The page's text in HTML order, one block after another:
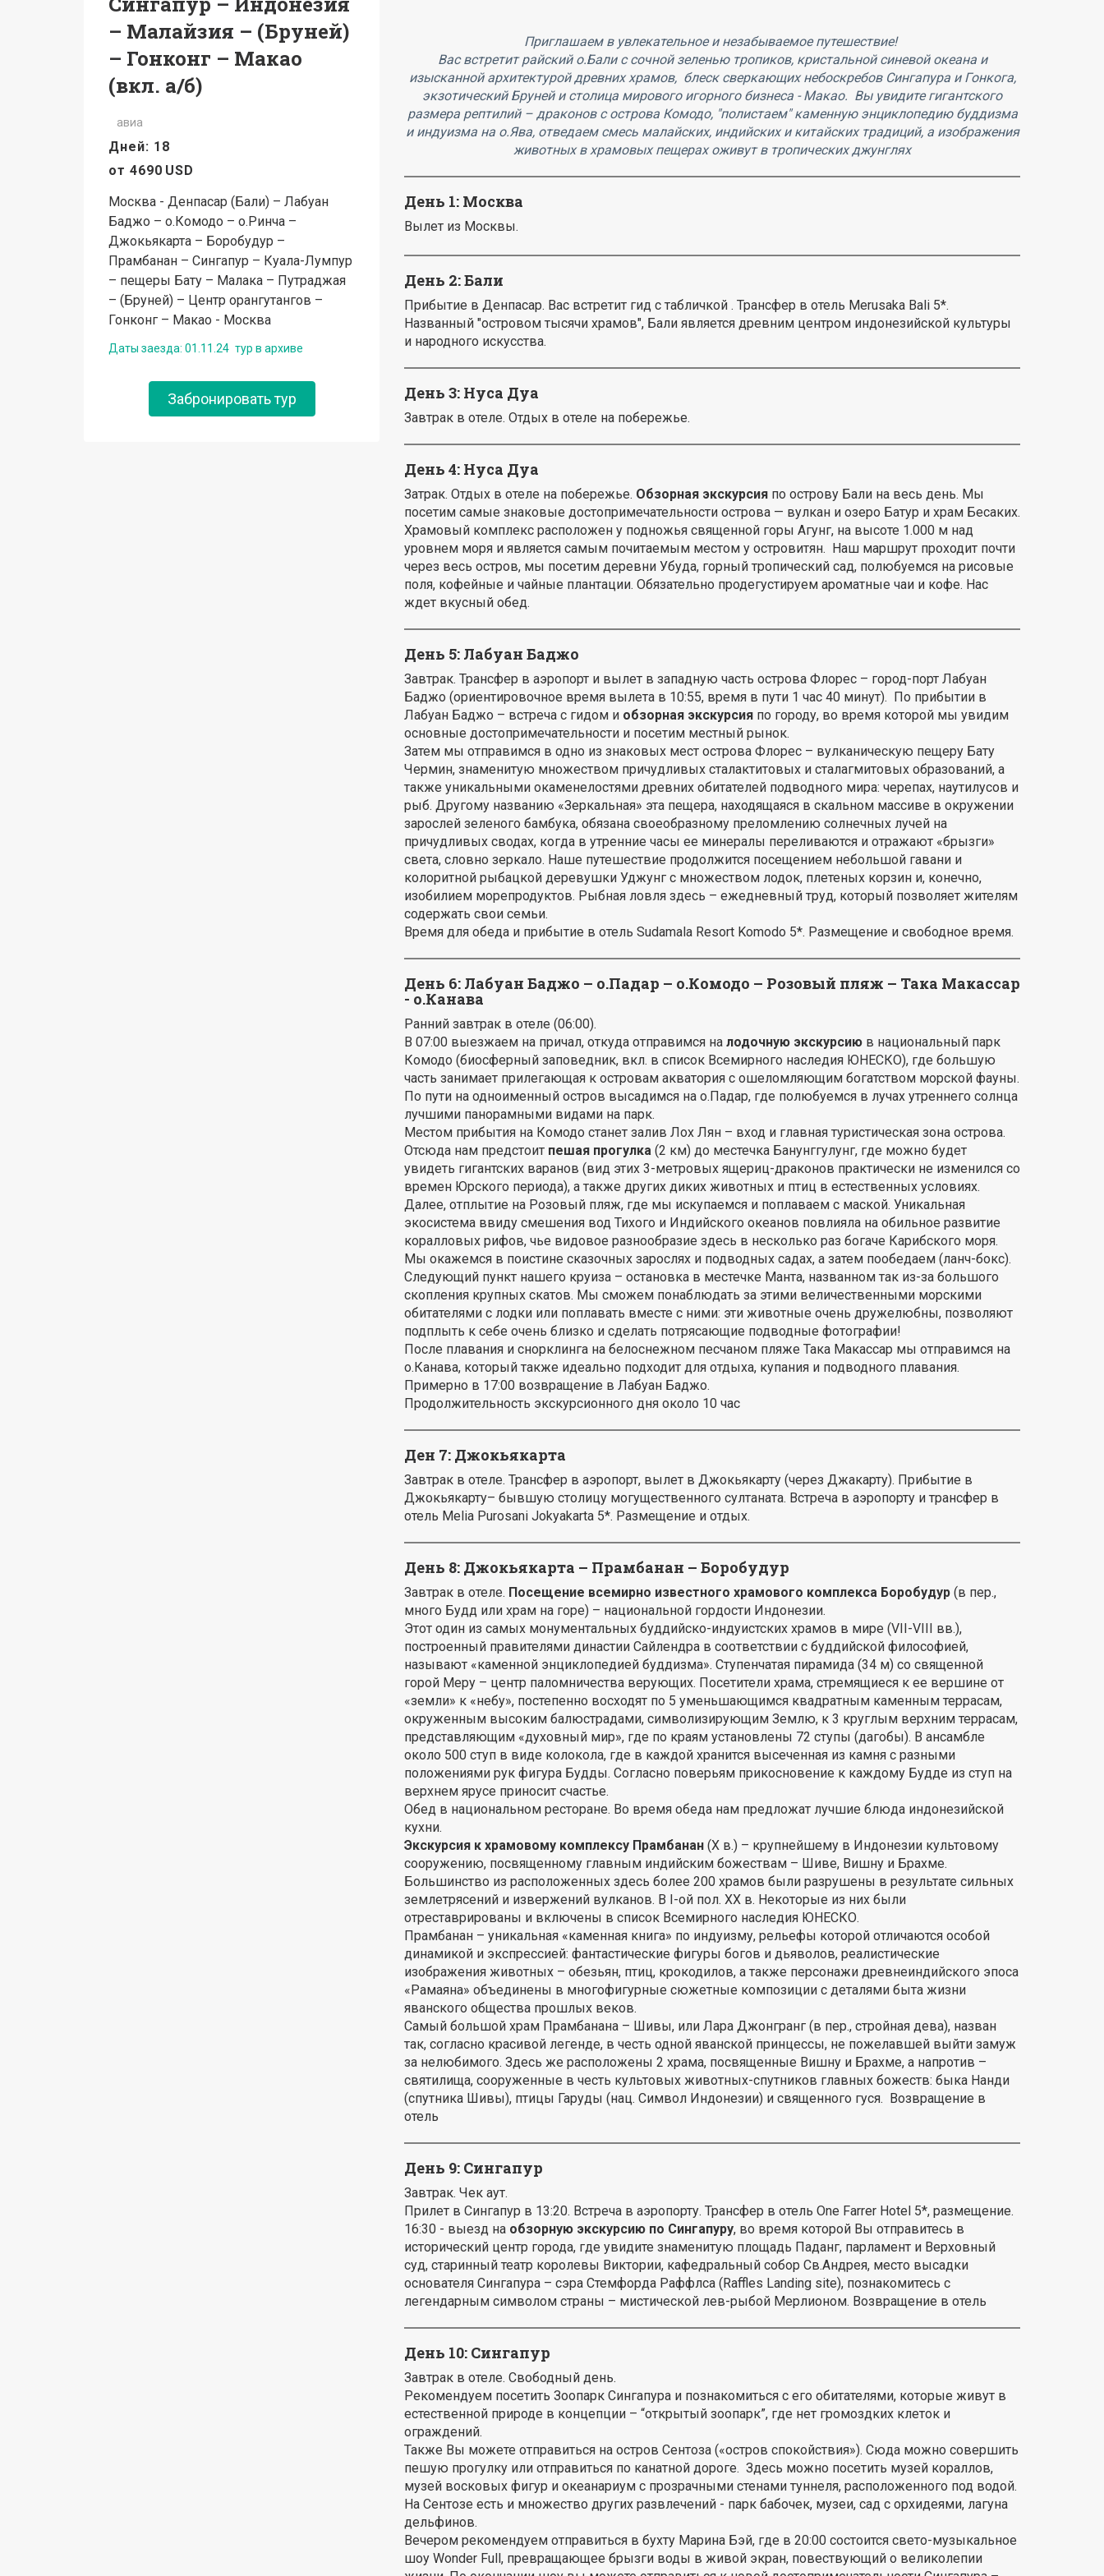
– Малайзия – (Бруней)
– Гонконг – Макао
(вкл. а/б)
авиа
Дней: 18
от 4690 USD
Москва - Денпасар (Бали) – Лабуан
Баджо – о.Комодо – о.Ринча –
Джокьякарта – Боробудур –
Прамбанан – Сингапур – Куала-Лумпур
– пещеры Бату – Малака – Путраджая
– (Бруней) – Центр орангутангов –
Гонконг – Макао - Москва
Даты заезда: 01.11.24 тур в архиве
Забронировать тур
Приглашаем в увлекательное и незабываемое путешествие!
Вас встретит райский о.Бали с сочной зеленью тропиков, кристальной синевой океана и
изысканной архитектурой древних храмов, блеск сверкающих небоскребов Сингапура и Гонкога,
экзотический Бруней и столица мирового игорного бизнеса - Макао. Вы увидите гигантского
размера рептилий – драконов с острова Комодо, "полистаем" каменную энциклопедию буддизма
и индуизма на о.Ява, отведаем смесь малайских, индийских и китайских традиций, а изображения
животных в храмовых пещерах оживут в тропических джунглях
День 1: Москва
Вылет из Москвы.
День 2: Бали
Прибытие в Денпасар. Вас встретит гид с табличкой . Трансфер в отель Merusaka Bali 5*.
Названный "островом тысячи храмов", Бали является древним центром индонезийской культуры
и народного искусства.
День 3: Нуса Дуа
Завтрак в отеле. Отдых в отеле на побережье.
День 4: Нуса Дуа
Затрак. Отдых в отеле на побережье. Обзорная экскурсия по острову Бали на весь день. Мы
посетим самые знаковые достопримечательности острова — вулкан и озеро Батур и храм Бесаких.
Храмовый комплекс расположен у подножья священной горы Агунг, на высоте 1.000 м над
уровнем моря и является самым почитаемым местом у островитян. Наш маршрут проходит почти
через весь остров, мы посетим деревни Убуда, горный тропический сад, полюбуемся на рисовые
поля, кофейные и чайные плантации. Обязательно продегустируем ароматные чаи и кофе. Нас
ждет вкусный обед.
День 5: Лабуан Баджо
Завтрак. Трансфер в аэропорт и вылет в западную часть острова Флорес – город-порт Лабуан
Баджо (ориентировочное время вылета в 10:55, время в пути 1 час 40 минут). По прибытии в
Лабуан Баджо – встреча с гидом и обзорная экскурсия по городу, во время которой мы увидим
основные достопримечательности и посетим местный рынок.
Затем мы отправимся в одно из знаковых мест острова Флорес – вулканическую пещеру Бату
Чермин, знаменитую множеством причудливых сталактитовых и сталагмитовых образований, а
также уникальными окаменелостями древних обитателей подводного мира: черепах, наутилусов и
рыб. Другому названию «Зеркальная» эта пещера, находящаяся в скальном массиве в окружении
зарослей зеленого бамбука, обязана своеобразному преломлению солнечных лучей на
причудливых сводах, когда в утренние часы ее минералы переливаются и отражают «брызги»
света, словно зеркало. Наше путешествие продолжится посещением небольшой гавани и
колоритной рыбацкой деревушки Уджунг с множеством лодок, плетеных корзин и, конечно,
изобилием морепродуктов. Рыбная ловля здесь – ежедневный труд, который позволяет жителям
содержать свои семьи.
Время для обеда и прибытие в отель Sudamala Resort Komodo 5*. Размещение и свободное время.
День 6: Лабуан Баджо – о.Падар – о.Комодо – Розовый пляж – Така Макассар
- о.Канава
Ранний завтрак в отеле (06:00).
В 07:00 выезжаем на причал, откуда отправимся на лодочную экскурсию в национальный парк
Комодо (биосферный заповедник, вкл. в список Всемирного наследия ЮНЕСКО), где большую
часть занимает прилегающая к островам акватория с ошеломляющим богатством морской фауны.
По пути на одноименный остров высадимся на о.Падар, где полюбуемся в лучах утреннего солнца
лучшими панорамными видами на парк.
Местом прибытия на Комодо станет залив Лох Лян – вход и главная туристическая зона острова.
Отсюда нам предстоит пешая прогулка (2 км) до местечка Банунггулунг, где можно будет
увидеть гигантских варанов (вид этих 3-метровых ящериц-драконов практически не изменился со
времен Юрского периода), а также других диких животных и птиц в естественных условиях.
Далее, отплытие на Розовый пляж, где мы искупаемся и поплаваем с маской. Уникальная
экосистема ввиду смешения вод Тихого и Индийского океанов повлияла на обильное развитие
коралловых рифов, чье видовое разнообразие здесь в несколько раз богаче Карибского моря.
Мы окажемся в поистине сказочных зарослях и подводных садах, а затем пообедаем (ланч-бокс).
Следующий пункт нашего круиза – остановка в местечке Манта, названном так из-за большого
скопления крупных скатов. Мы сможем понаблюдать за этими величественными морскими
обитателями с лодки или поплавать вместе с ними: эти животные очень дружелюбны, позволяют
подплыть к себе очень близко и сделать потрясающие подводные фотографии!
После плавания и снорклинга на белоснежном песчаном пляже Така Макассар мы отправимся на
о.Канава, который также идеально подходит для отдыха, купания и подводного плавания.
Примерно в 17:00 возвращение в Лабуан Баджо.
Продолжительность экскурсионного дня около 10 час
Ден 7: Джокьякарта
Завтрак в отеле. Трансфер в аэропорт, вылет в Джокьякарту (через Джакарту). Прибытие в
Джокьякарту– бывшую столицу могущественного султаната. Встреча в аэропорту и трансфер в
отель Melia Purosani Jokyakarta 5*. Размещение и отдых.
День 8: Джокьякарта – Прамбанан – Боробудур
Завтрак в отеле. Посещение всемирно известного храмового комплекса Боробудур (в пер.,
много Будд или храм на горе) – национальной гордости Индонезии.
Этот один из самых монументальных буддийско-индуистских храмов в мире (VII-VIII вв.),
построенный правителями династии Сайлендра в соответствии с буддийской философией,
называют «каменной энциклопедией буддизма». Ступенчатая пирамида (34 м) со священной
горой Меру – центр паломничества верующих. Посетители храма, стремящиеся к ее вершине от
«земли» к «небу», постепенно восходят по 5 уменьшающимся квадратным каменным террасам,
окруженным высоким балюстрадами, символизирующим Землю, к 3 круглым верхним террасам,
представляющим «духовный мир», где по краям установлены 72 ступы (дагобы). В ансамбле
около 500 ступ в виде колокола, где в каждой хранится высеченная из камня с разными
положениями рук фигура Будды. Согласно поверьям прикосновение к каждому Будде из ступ на
верхнем ярусе приносит счастье.
Обед в национальном ресторане. Во время обеда нам предложат лучшие блюда индонезийской
кухни.
Экскурсия к храмовому комплексу Прамбанан (X в.) – крупнейшему в Индонезии культовому
сооружению, посвященному главным индийским божествам – Шиве, Вишну и Брахме.
Большинство из расположенных здесь более 200 храмов были разрушены в результате сильных
землетрясений и извержений вулканов. В I-ой пол. XX в. Некоторые из них были
отреставрированы и включены в список Всемирного наследия ЮНЕСКО.
Прамбанан – уникальная «каменная книга» по индуизму, рельефы которой отличаются особой
динамикой и экспрессией: фантастические фигуры богов и дьяволов, реалистические
изображения животных – обезьян, птиц, крокодилов, а также персонажи древнеиндийского эпоса
«Рамаяна» объединены в многофигурные сюжетные композиции с деталями быта жизни
яванского общества прошлых веков.
Самый большой храм Прамбанана – Шивы, или Лара Джонгранг (в пер., стройная дева), назван
так, согласно красивой легенде, в честь одной яванской принцессы, не пожелавшей выйти замуж
за нелюбимого. Здесь же расположены 2 храма, посвященные Вишну и Брахме, а напротив –
святилища, сооруженные в честь культовых животных-спутников главных божеств: быка Нанди
(спутника Шивы), птицы Гаруды (нац. Символ Индонезии) и священного гуся. Возвращение в
отель
День 9: Сингапур
Завтрак. Чек аут.
Прилет в Сингапур в 13:20. Встреча в аэропорту. Трансфер в отель One Farrer Hotel 5*, размещение.
16:30 - выезд на обзорную экскурсию по Сингапуру, во время которой Вы отправитесь в
исторический центр города, где увидите знаменитую площадь Паданг, парламент и Верховный
суд, старинный театр королевы Виктории, кафедральный собор Св.Андрея, место высадки
основателя Сингапура – сэра Стемфорда Раффлса (Raffles Landing site), познакомитесь с
легендарным символом страны – мистической лев-рыбой Мерлионом. Возвращение в отель
День 10: Сингапур
Завтрак в отеле. Свободный день.
Рекомендуем посетить Зоопарк Сингапура и познакомиться с его обитателями, которые живут в
естественной природе в концепции – “открытый зоопарк”, где нет громоздких клеток и
ограждений.
Также Вы можете отправиться на остров Сентоза («остров спокойствия»). Сюда можно совершить
пешую прогулку или отправиться по канатной дороге. Здесь можно посетить музей кораллов,
музей восковых фигур и океанариум с прозрачными стенами туннеля, расположенного под водой.
На Сентозе есть и множество других развлечений - парк бабочек, музеи, сад с орхидеями, лагуна
дельфинов.
Вечером рекомендуем отправиться в бухту Марина Бэй, где в 20:00 состоится свето-музыкальное
шоу Wonder Full, превращающее брызги воды в живой экран, повествующий о великолепии